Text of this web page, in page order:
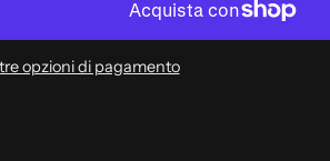
opzioni di pagamento